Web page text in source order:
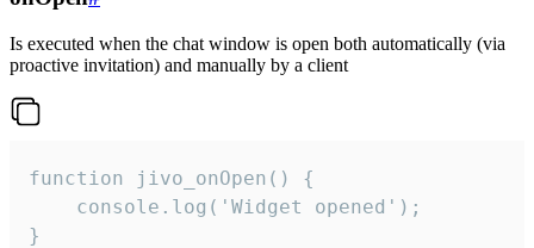
Is executed when the chat window is open both automatically (via
proactive invitation) and manually by a client
function jivo_onOpen() {
    console.log('Widget opened');
}